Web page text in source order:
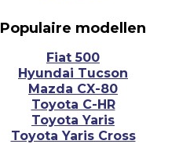
Populaire modellen
Fiat 500
Hyundai Tucson
Mazda CX-80
Toyota C-HR
Toyota Yaris
Toyota Yaris Cross